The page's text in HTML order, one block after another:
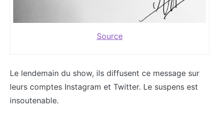
Source
Le lendemain du show, ils diffusent ce message sur
leurs comptes Instagram et Twitter. Le suspens est
insoutenable.